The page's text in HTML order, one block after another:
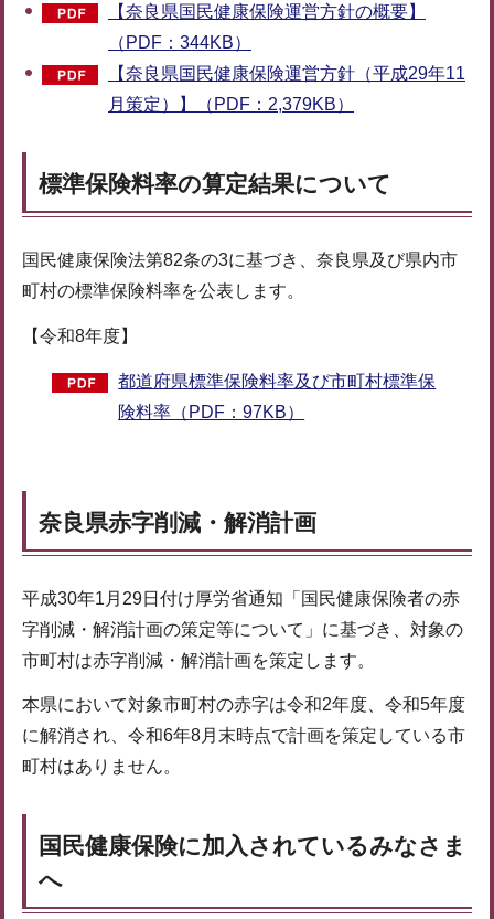
【奈良県国民健康保険運営方針の概要】
（PDF：344KB）
【奈良県国民健康保険運営方針（平成29年11
月策定）】（PDF：2,379KB）
標準保険料率の算定結果について
国民健康保険法第82条の3に基づき、奈良県及び県内市
町村の標準保険料率を公表します。
【令和8年度】
都道府県標準保険料率及び市町村標準保
険料率（PDF：97KB）
奈良県赤字削減・解消計画
平成30年1月29日付け厚労省通知「国民健康保険者の赤
字削減・解消計画の策定等について」に基づき、対象の
市町村は赤字削減・解消計画を策定します。
本県において対象市町村の赤字は令和2年度、令和5年度
に解消され、令和6年8月末時点で計画を策定している市
町村はありません。
国民健康保険に加入されているみなさま
へ